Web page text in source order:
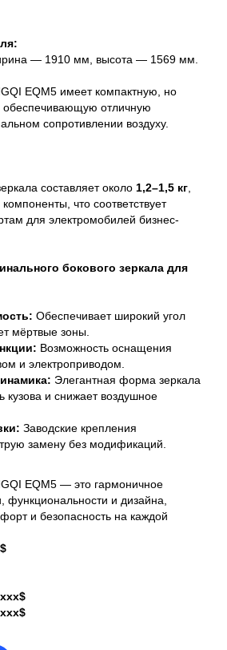
— 1910 мм, высота — 1569 мм.
EQM5 имеет компактную, но
отличную
сопротивлении воздуху.
составляет около 1,2–1,5 кг
что соответствует
для электромобилей бизнес-
бокового зеркала для
Обеспечивает широкий угол
мёртвые зоны.
Возможность оснащения
и электроприводом.
Элегантная форма зеркала
кузова и снижает воздушное
Заводские крепления
замену без модификаций.
EQM5 — это гармоничное
функциональности и дизайна,
и безопасность на каждой